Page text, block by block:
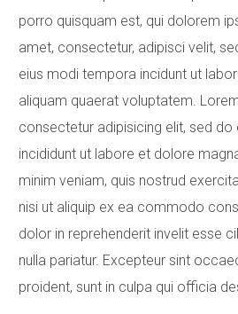
porro quisquam est, qui dolorem
amet, consectetur, adipisci velit,
eius modi tempora incidunt ut
aliquam quaerat voluptatem.
consectetur adipisicing elit, sed
incididunt ut labore et dolore
minim veniam, quis nostrud
nisi ut aliquip ex ea commodo
dolor in reprehenderit invelit esse
nulla pariatur. Excepteur sint
proident, sunt in culpa qui officia